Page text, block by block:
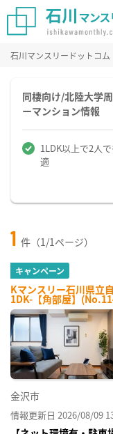
石川マンスリードットコム
同棲向け/北陸大学
ーマンション情報
1LDK以上で2人
適
1 件（1/1ページ）
キャンペーン
Kマンスリー石川県立
1DK-【角部屋】
金沢市
情報更新日 2026/08/09